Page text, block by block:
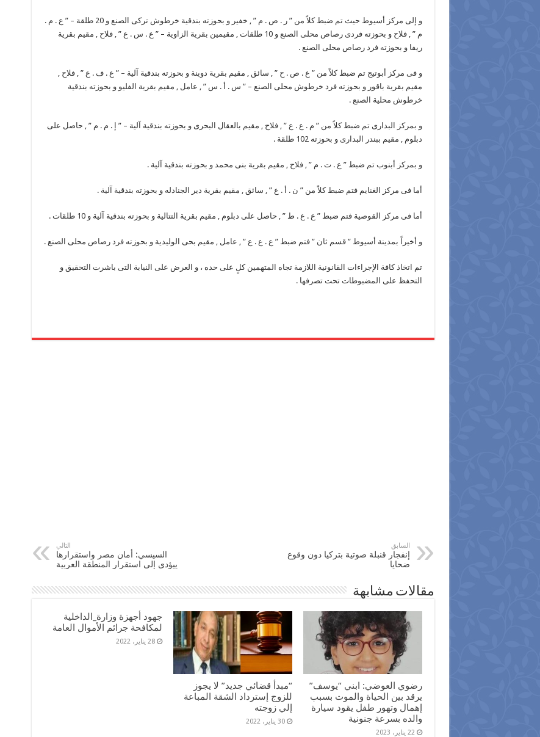
و إلى مركز أسيوط حيث تم ضبط كلاً من ” ر . ص . م ” , خفير و بحوزته بندقية خرطوش تركى الصنع و 20 طلقة – ” ع . م .
م ” , فلاح و بحوزته فردى رصاص محلى الصنع و 10 طلقات , مقيمين بقرية الزاوية – ” ع . س . ع ” , فلاح , مقيم بقرية
ريفا و بحوزته فرد رصاص محلى الصنع .
و فى مركز أبوتيج تم ضبط كلاً من ” ع . ص . ح ” , سائق , مقيم بقرية دوينة و بحوزته بندقية آلية – ” ع . ف . ع ” , فلاح ,
مقيم بقرية باقور و بحوزته فرد خرطوش محلى الصنع – ” س . أ . س ” , عامل , مقيم بقرية الفليو و بحوزته بندقية
خرطوش محلية الصنع .
و بمركز البدارى تم ضبط كلاً من ” م . ع . ع ” , فلاح , مقيم بالعقال البحرى و بحوزته بندقية آلية – ” إ . م . م ” , حاصل على
دبلوم , مقيم ببندر البدارى و بحوزته 102 طلقة .
و بمركز أبنوب تم ضبط ” ع . ت . م ” , فلاح , مقيم بقرية بنى محمد و بحوزته بندقية آلية .
أما فى مركز الغنايم فتم ضبط كلاً من ” ن . أ . ع ” , سائق , مقيم بقرية دير الجنادله و بحوزته بندقية آلية .
أما فى مركز القوصية فتم ضبط ” ع . ع . ط ” , حاصل على دبلوم , مقيم بقرية التتالية و بحوزته بندقية آلية و 10 طلقات .
و أخيراً بمدينة أسيوط ” قسم ثان ” فتم ضبط ” ع . ع . ع ” , عامل , مقيم بحى الوليدية و بحوزته فرد رصاص محلى الصنع .
تم اتخاذ كافة الإجراءات القانونية اللازمة تجاه المتهمين كلٍ على حده ، و العرض على النيابة التى باشرت التحقيق و
التحفظ على المضبوطات تحت تصرفها .
السابق
إنفجار قنبلة صوتية بتركيا دون وقوع
ضحايا
التالي
السيسي: أمان مصر واستقرارها
ييؤدى إلى استقرار المنطقة العربية
مقالات مشابهة
رضوي العوضي: ابني “يوسف”
يرقد بين الحياة والموت بسبب
إهمال وتهور طفل يقود سيارة
والده بسرعة جنونية
22 يناير، 2023
“مبدأ قضائي جديد” لا يجوز
للزوج إسترداد الشقة المباعة
إلي زوجته
30 يناير، 2022
جهود أجهزة وزارة_الداخلية
لمكافحة جرائم الأموال العامة
28 يناير، 2022